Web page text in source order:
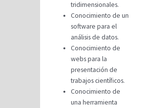
tridimensionales.
Conocimiento de un
software para el
análisis de datos.
Conocimiento de
webs para la
presentación de
trabajos científicos.
Conocimiento de
una herramienta